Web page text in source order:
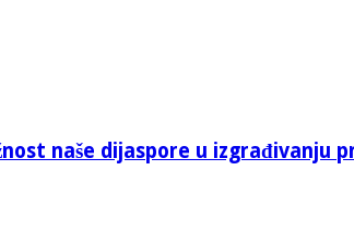
naše dijaspore u izgrađivanju